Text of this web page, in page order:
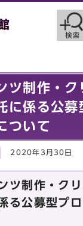
ツ制作・ク
に係る公募
ついて
2020年3月30日
ツ制作・ク
る公募型プ